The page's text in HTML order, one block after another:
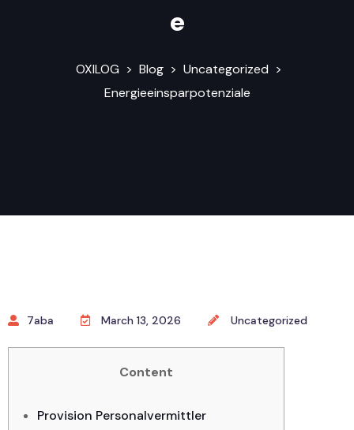
e
OXILOG > Blog > Uncategorized >
Energieeinsparpotenziale
7aba March 13, 2026 Uncategorized
Content
Provision Personalvermittler